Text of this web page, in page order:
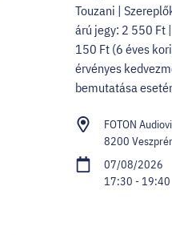
Touzani |
árú jegy: 2 550 Ft
150 Ft (6 éves
érvényes
bemutatása
FOTON
8200
07/08/2026
17:30 - 19:40